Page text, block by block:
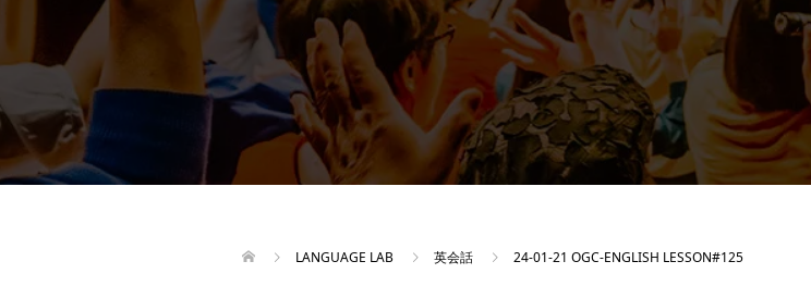
LANGUAGE LAB 英会話 24-01-21 OGC-ENGLISH LESSON#125